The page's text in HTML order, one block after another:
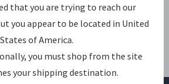
that you are trying to reach our
you appear to be located in United
States of America.
you must shop from the site
your shipping destination.